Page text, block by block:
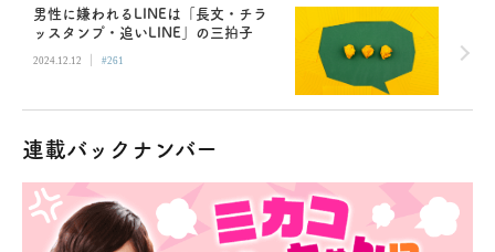
男性に嫌われるLINEは「長文・チラ
ッスタンプ・追いLINE」の三拍子
2024.12.12 | #261
連載バックナンバー